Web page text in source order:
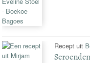
Recept uit